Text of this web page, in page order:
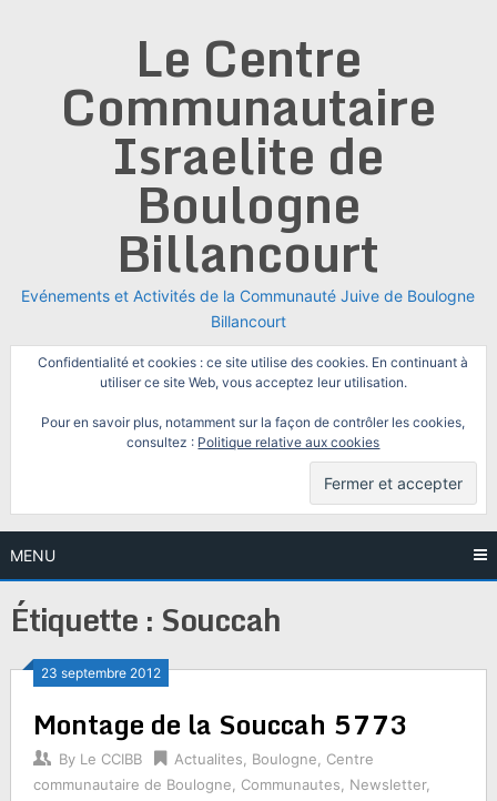
Le Centre
Communautaire
Israelite de
Boulogne
Billancourt
Evénements et Activités de la Communauté Juive de Boulogne
Billancourt
Confidentialité et cookies : ce site utilise des cookies. En continuant à
utiliser ce site Web, vous acceptez leur utilisation.
Pour en savoir plus, notamment sur la façon de contrôler les cookies,
consultez : Politique relative aux cookies
MENU
Étiquette : Souccah
23 septembre 2012
Montage de la Souccah 5773
By Le CCIBB Actualites Boulogne
Centre
communautaire de Boulogne
Communautes Newsletter,